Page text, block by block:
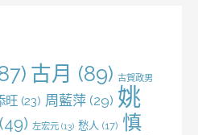
古月 (89) 古賀政男
旺 (23) 周藍萍 (29) 姚
(49) 左宏元 (13) 愁人 (17) 慎